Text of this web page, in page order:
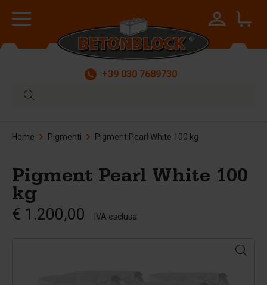
+39 030 7689730
Home Pigmenti Pigment Pearl White 100 kg
Pigment Pearl White 100
kg
€ 1.200,00 IVA esclusa